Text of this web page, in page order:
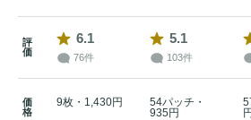
評
価
6.1
76件
5.1
103件
価
格
9枚・1,430円
54パッチ・
935円